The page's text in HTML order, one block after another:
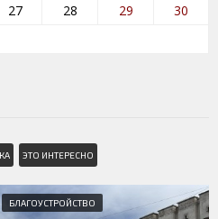
27 28 29
30
ЭТО ИНТЕРЕСНО
БЛАГОУСТРОЙСТВО